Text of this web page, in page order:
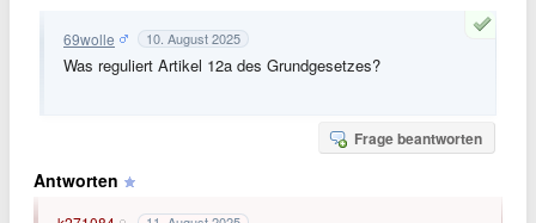
69wolle 10. August 2025
Was reguliert Artikel 12a des Grundgesetzes?
Frage beantworten
Antworten